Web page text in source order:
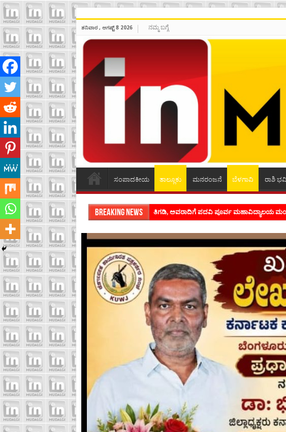
ಶನಿವಾರ , ಆಗಷ್ಟ್ 8 2026 ನಮ್ಮ ಬಗ್ಗೆ
ಸಂಪಾದಕೀಯ ತಾಲ್ಲೂಕು ಮನರಂಜನೆ ಬೆಳಗಾವಿ ರಾಶಿ
Breaking News ತಿಗಡಿ, ಅವರಾದಿಗೆ ಪದವಿ ಪೂರ್ವ ಮಹಾವಿದ್ಯಾಲಯ